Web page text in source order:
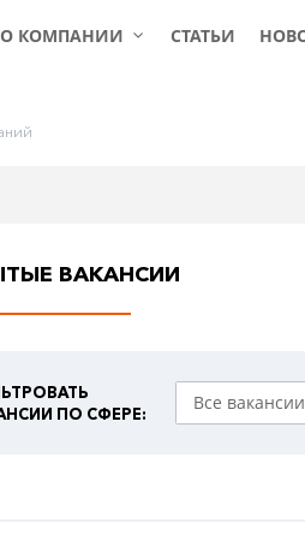
О КОМПАНИИ СТАТЬИ
ний
ВАКАНСИИ
ПО СФЕРЕ: